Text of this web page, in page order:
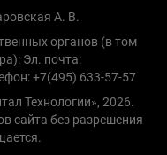
А. В.
органов (в том
Эл. почта:
+7(495) 633-57-57
Технологии», 2026.
сайта без разрешения